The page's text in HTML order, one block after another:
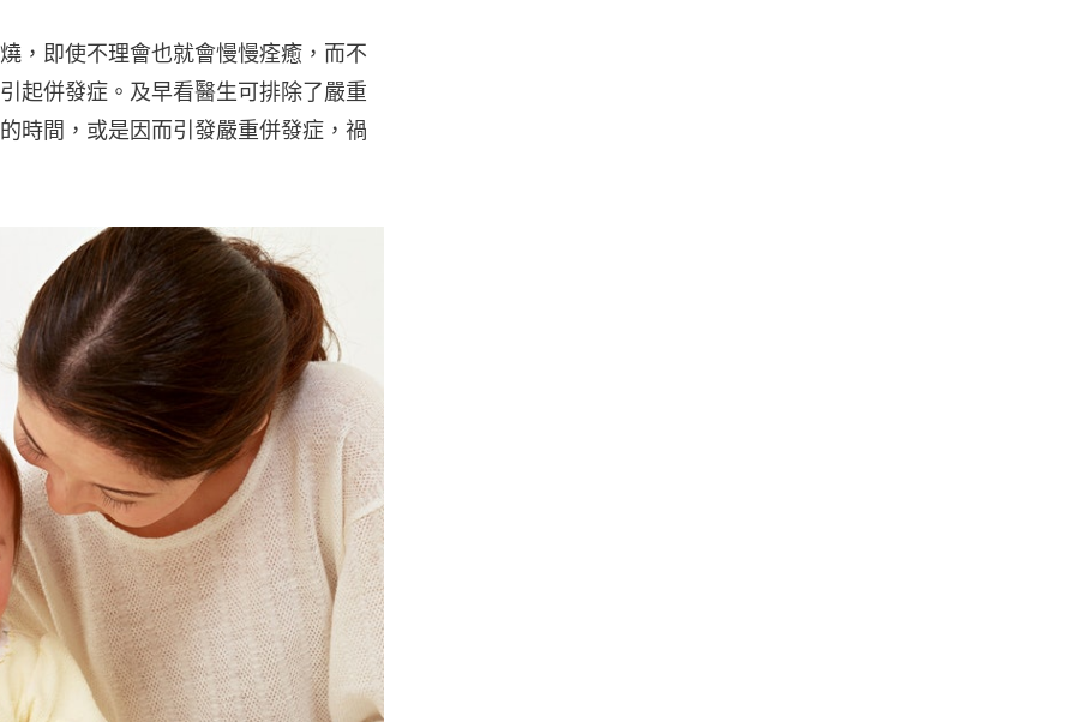
，即使不理會也就會慢慢痊癒，而不
起併發症。及早看醫生可排除了嚴重
時間，或是因而引發嚴重併發症，禍